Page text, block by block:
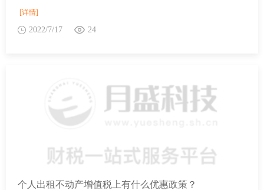
[详情]
2022/7/17 24
个人出租不动产增值税上有什么优惠政策？